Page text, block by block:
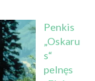
Penkis
„Oskaru
s“
pelnęs